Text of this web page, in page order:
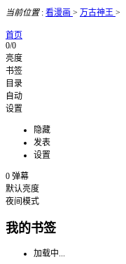
当前位置: 看漫画 > 万古神王 >
首页
0/0
亮度
书签
目录
自动
设置
隐藏
发表
设置
0 弹幕
默认亮度
夜间模式
我的书签
加载中...